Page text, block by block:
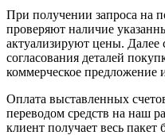
При получении запроса на
проверяют наличие
актуализируют цены. Далее
согласования деталей
коммерческое предложение
Оплата выставленных
переводом средств на наш
клиент получает весь пакет